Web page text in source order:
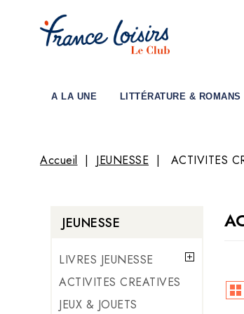
A LA UNE LITTÉRATURE & ROMANS
Accueil JEUNESSE ACTIVITES
JEUNESSE
LIVRES JEUNESSE
ACTIVITES CREATIVES
JEUX & JOUETS